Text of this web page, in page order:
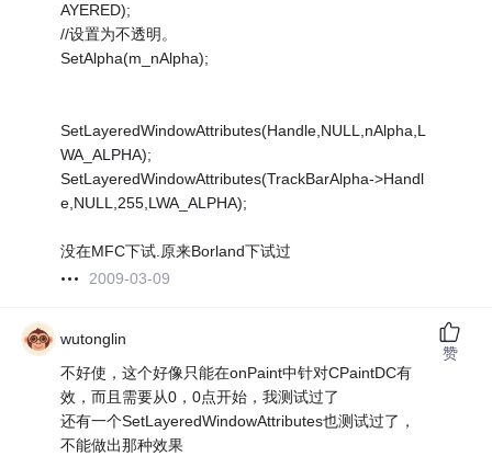
AYERED);
//设置为不透明。
SetAlpha(m_nAlpha);
SetLayeredWindowAttributes(Handle,NULL,nAlpha,L
WA_ALPHA);
SetLayeredWindowAttributes(TrackBarAlpha->Handl
e,NULL,255,LWA_ALPHA);
没在MFC下试.原来Borland下试过
2009-03-09
wutonglin
不好使，这个好像只能在onPaint中针对CPaintDC有
效，而且需要从0，0点开始，我测试过了
还有一个SetLayeredWindowAttributes也测试过了，
不能做出那种效果
赞